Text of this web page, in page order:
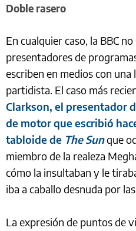
Doble rasero
En cualquier caso, la BBC
presentadores de
escriben en medios con
partidista. El caso más
Clarkson, el presentador
de motor que escribió
tabloide de The Sunque
miembro de la realeza
cómo la insultaban y le
iba a caballo desnuda por
La expresión de puntos de